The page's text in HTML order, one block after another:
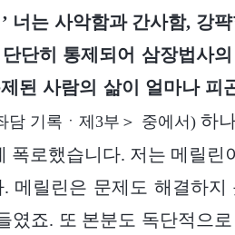
너는 사악함과 간사함, 강
단히 통제되어 삼장법사
된 사람의 삶이 얼마나 피
기록ㆍ제3부＞ 중에서)하
폭로했습니다. 저는 메릴
메릴린은 문제도 해결하
였죠. 또 본분도 독단적으